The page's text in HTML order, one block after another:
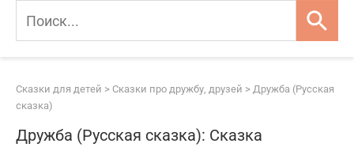
Сказки для детей > Сказки про дружбу, друзей > Дружба (Русская
сказка)
Дружба (Русская сказка): Сказка